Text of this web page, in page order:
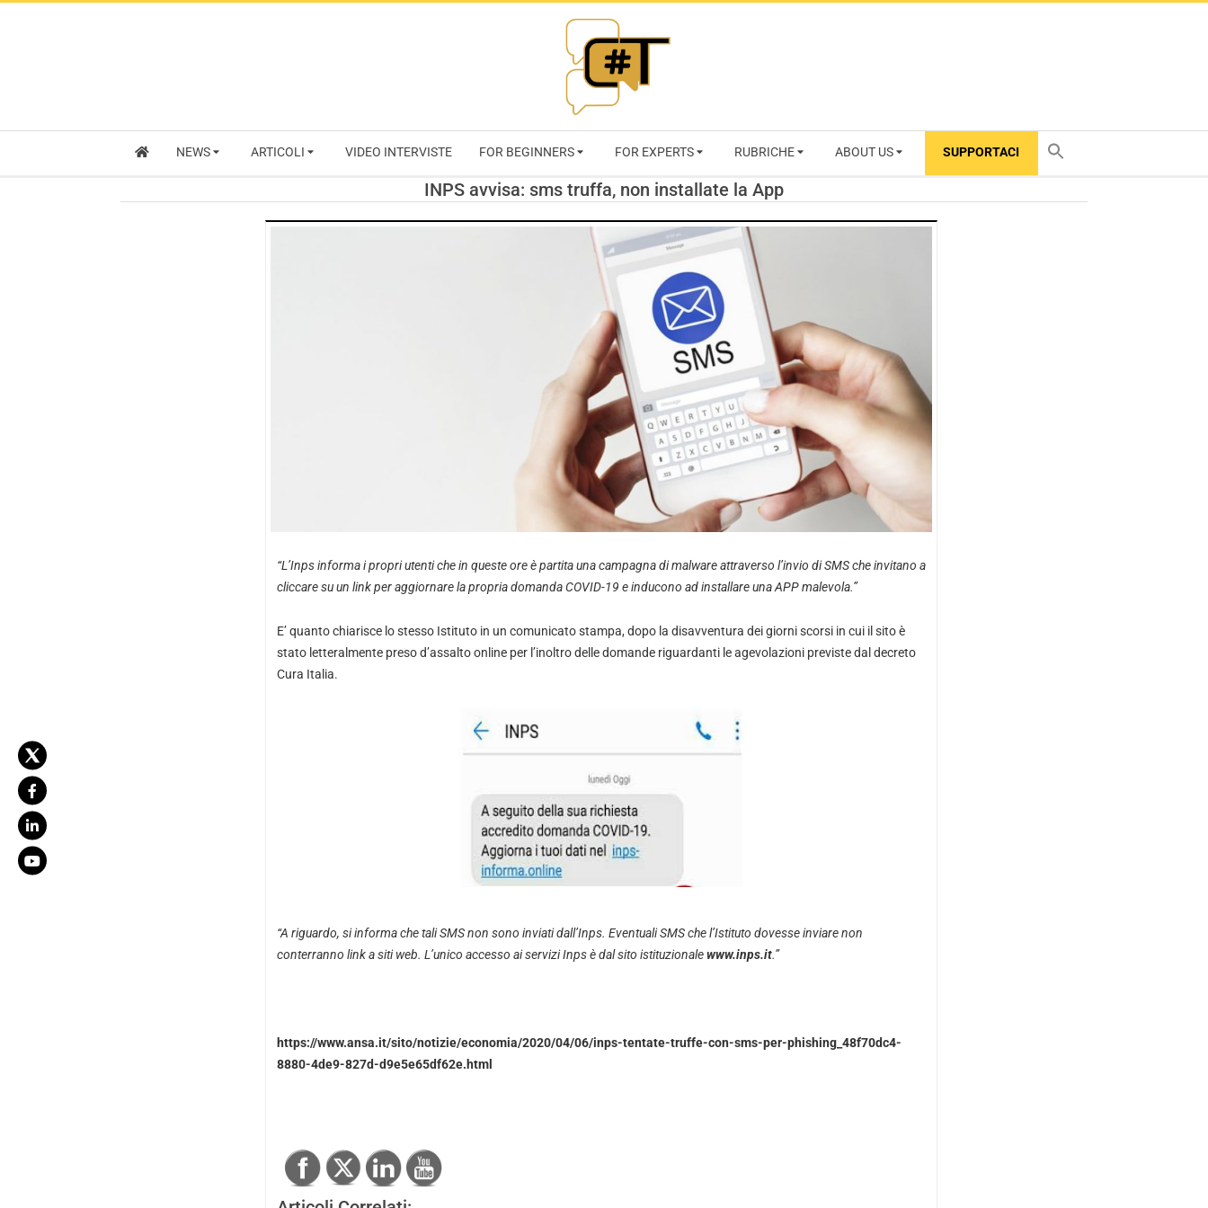
RIVISTA
CYBERSECURITY
TRENDS
NEWS ARTICOLI VIDEO INTERVISTE FOR BEGINNERS FOR EXPERTS RUBRICHE ABOUT US SUPPORTACI
INPS avvisa: sms truffa, non installate la App
“L’Inps informa i propri utenti che in queste ore è partita una campagna di malware attraverso l’invio di SMS che invitano a
cliccare su un link per aggiornare la propria domanda COVID-19 e inducono ad installare una APP malevola.”
E’ quanto chiarisce lo stesso Istituto in un comunicato stampa, dopo la disavventura dei giorni scorsi in cui il sito è
stato letteralmente preso d’assalto online per l’inoltro delle domande riguardanti le agevolazioni previste dal decreto
Cura Italia.
“A riguardo, si informa che tali SMS non sono inviati dall’Inps. Eventuali SMS che l’Istituto dovesse inviare non
conterranno link a siti web. L’unico accesso ai servizi Inps è dal sito istituzionalewww.inps.it.”
https://www.ansa.it/sito/notizie/economia/2020/04/06/inps-tentate-truffe-con-sms-per-phishing_48f70dc4-
8880-4de9-827d-d9e5e65df62e.html